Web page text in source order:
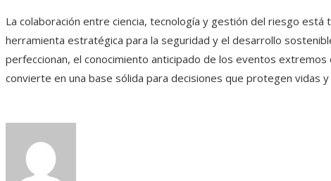
La colaboración entre ciencia, tecnología y gestión del riesgo
herramienta estratégica para la seguridad y el desarrollo
perfeccionan, el conocimiento anticipado de los eventos
convierte en una base sólida para decisiones que protegen vidas